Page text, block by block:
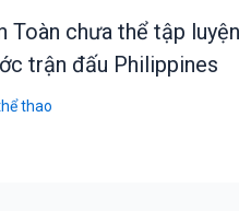
Toàn chưa thể tập luyện
trận đấu Philippines
thao